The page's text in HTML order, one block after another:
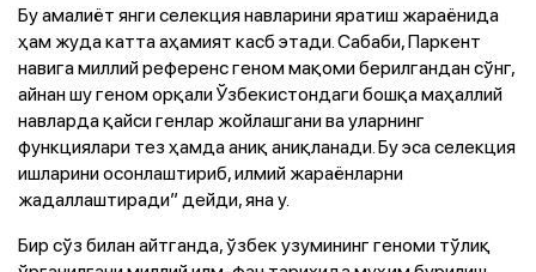
Бу амалиёт янги селекция навларини яратиш жараёнида
ҳам жуда катта аҳамият касб этади. Сабаби, Паркент
навига миллий референс геном мақоми берилгандан сўнг,
айнан шу геном орқали Ўзбекистондаги бошқа маҳаллий
навларда қайси генлар жойлашгани ва уларнинг
функциялари тез ҳамда аниқ аниқланади. Бу эса селекция
ишларини осонлаштириб, илмий жараёнларни
жадаллаштиради” дейди, яна у.
Бир сўз билан айтганда, ўзбек узумининг геноми тўлиқ